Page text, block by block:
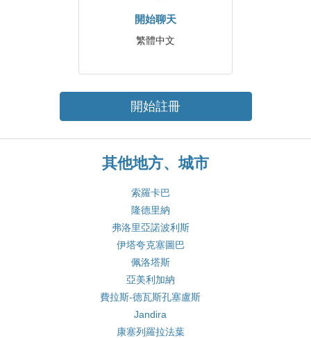
開始聊天
繁體中文
開始註冊
其他地方、城市
索羅卡巴
隆德里納
弗洛里亞諾波利斯
伊塔夸克塞圖巴
佩洛塔斯
亞美利加納
費拉斯-德瓦斯孔塞盧斯
Jandira
康塞列羅拉法葉